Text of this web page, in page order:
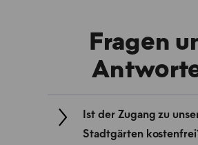
Fragen
Ist der Zugang zu
Stadtgärten